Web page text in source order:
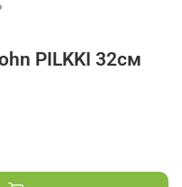
PILKKI 32см